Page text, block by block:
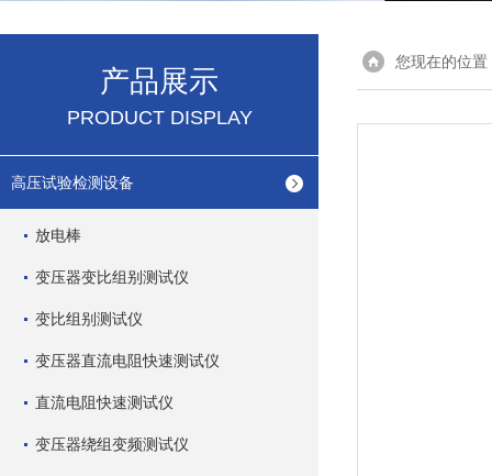
产品展示
PRODUCT DISPLAY
高压试验检测设备
放电棒
变压器变比组别测试仪
变比组别测试仪
变压器直流电阻快速测试仪
直流电阻快速测试仪
变压器绕组变频测试仪
您现在的位置